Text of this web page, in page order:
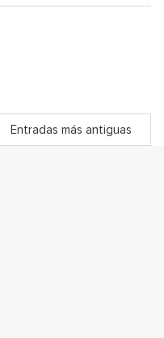
Entradas más antiguas